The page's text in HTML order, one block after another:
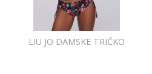
LIU JO DÁMSKE TRIČKO